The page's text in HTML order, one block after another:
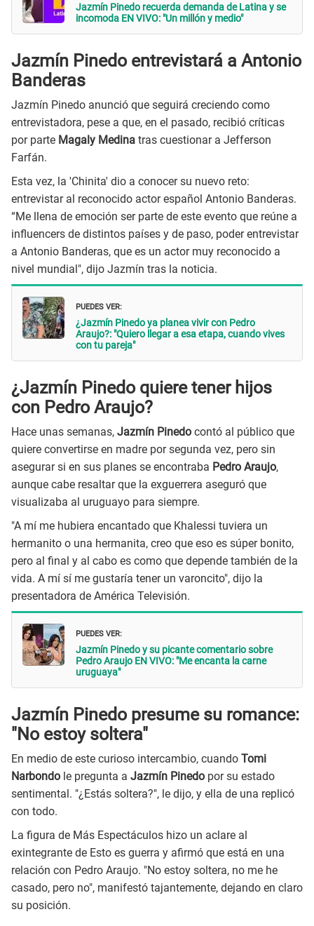
Jazmín Pinedo recuerda demanda de Latina y se
incomoda EN VIVO: "Un millón y medio"
Jazmín Pinedo entrevistará a Antonio
Banderas
Jazmín Pinedo anunció que seguirá creciendo como
entrevistadora, pese a que, en el pasado, recibió críticas
por parte Magaly Medina tras cuestionar a Jefferson
Farfán.
Esta vez, la 'Chinita' dio a conocer su nuevo reto:
entrevistar al reconocido actor español Antonio Banderas.
“Me llena de emoción ser parte de este evento que reúne a
influencers de distintos países y de paso, poder entrevistar
a Antonio Banderas, que es un actor muy reconocido a
nivel mundial", dijo Jazmín tras la noticia.
PUEDES VER:
¿Jazmín Pinedo ya planea vivir con Pedro
Araujo?: "Quiero llegar a esa etapa, cuando vives
con tu pareja"
¿Jazmín Pinedo quiere tener hijos
con Pedro Araujo?
Hace unas semanas, Jazmín Pinedo contó al público que
quiere convertirse en madre por segunda vez, pero sin
asegurar si en sus planes se encontraba Pedro Araujo,
aunque cabe resaltar que la exguerrera aseguró que
visualizaba al uruguayo para siempre.
"A mí me hubiera encantado que Khalessi tuviera un
hermanito o una hermanita, creo que eso es súper bonito,
pero al final y al cabo es como que depende también de la
vida. A mí sí me gustaría tener un varoncito", dijo la
presentadora de América Televisión.
PUEDES VER:
Jazmín Pinedo y su picante comentario sobre
Pedro Araujo EN VIVO: "Me encanta la carne
uruguaya"
Jazmín Pinedo presume su romance:
"No estoy soltera"
En medio de este curioso intercambio, cuando Tomi
Narbondo le pregunta a Jazmín Pinedo por su estado
sentimental. "¿Estás soltera?", le dijo, y ella de una replicó
con todo.
La figura de Más Espectáculos hizo un aclare al
exintegrante de Esto es guerra y afirmó que está en una
relación con Pedro Araujo. "No estoy soltera, no me he
casado, pero no", manifestó tajantemente, dejando en claro
su posición.